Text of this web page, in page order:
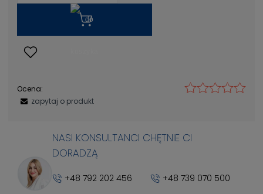
Ocena:
zapytaj o produkt
NASI KONSULTANCI CHĘTNIE CI
DORADZĄ
+48 792 202 456 +48 739 070 500